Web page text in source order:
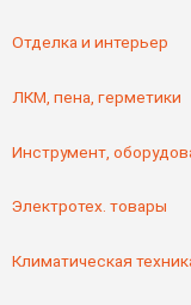
Отделка и интерьер
ЛКМ, пена, герметики
Инструмент,
Электротех. товары
Климатическая